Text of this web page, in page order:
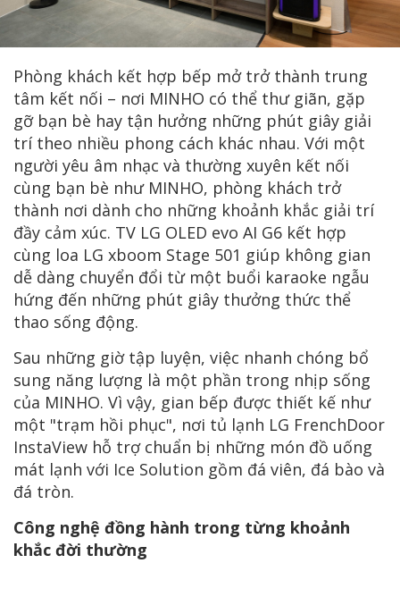
Phòng khách kết hợp bếp mở trở thành trung
tâm kết nối – nơi MINHO có thể thư giãn, gặp
gỡ bạn bè hay tận hưởng những phút giây giải
trí theo nhiều phong cách khác nhau. Với một
người yêu âm nhạc và thường xuyên kết nối
cùng bạn bè như MINHO, phòng khách trở
thành nơi dành cho những khoảnh khắc giải trí
đầy cảm xúc. TV LG OLED evo AI G6 kết hợp
cùng loa LG xboom Stage 501 giúp không gian
dễ dàng chuyển đổi từ một buổi karaoke ngẫu
hứng đến những phút giây thưởng thức thể
thao sống động.
Sau những giờ tập luyện, việc nhanh chóng bổ
sung năng lượng là một phần trong nhịp sống
của MINHO. Vì vậy, gian bếp được thiết kế như
một "trạm hồi phục", nơi tủ lạnh LG FrenchDoor
InstaView hỗ trợ chuẩn bị những món đồ uống
mát lạnh với Ice Solution gồm đá viên, đá bào và
đá tròn.
Công nghệ đồng hành trong từng khoảnh
khắc đời thường